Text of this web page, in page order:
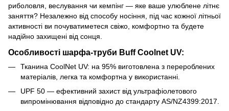
риболовля, веслування чи кемпінг — яке ваше улюблене літнє
заняття? Незалежно від способу носіння, під час кожної літньої
активності ви почуватиметеся свіжо, комфортно та будете
надійно захищені від сонця.
Особливості шарфа-труби Buff Coolnet UV:
Тканина CoolNet UV: на 95% виготовлена з перероблених
матеріалів, легка та комфортна у використанні.
UPF 50 — ефективний захист від ультрафіолетового
випромінювання відповідно до стандарту AS/NZ4399:2017.